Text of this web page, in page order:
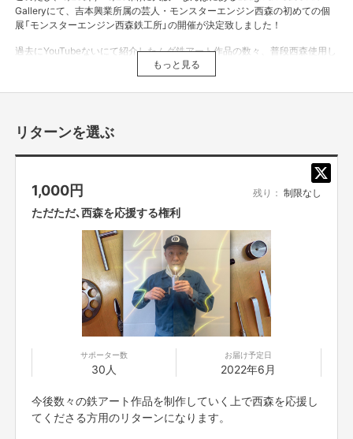
Galleryにて、吉本興業所属の芸人・モンスターエンジン西森の初めての個
展「モンスターエンジン西森鉄工所」の開催が決定致しました！
過去にYouTubeないにて紹介したムダ鉄アート作品の数々、普段西森使用し
ている鉄工具など展示されます。
この個展「モンスターエンジン西森鉄工所」を全国の皆さんに訪れて頂きた
い、見て頂きたいと思っております！
今回のプロジェクトを立ち上げた理由
ご時世柄、開催期間も短く直接会場にご来場頂くのが難しいという方もおら
れると思います。
そこで！！
全国のファンの皆様にも、工場見学をお楽しみ頂きたい！
実際に作品を届けたい！
こちらのクラウドファンディングでも楽しめる内容もありますので、是非ご
興味ある方見てみて下さい！
個展「モンスターエンジン西森鉄工所 」
期間：2022年5月26日(木)～5月29日(日)
もっと見る
リターンを選ぶ
1,000円 残り： 制限なし
ただただ､西森を応援する権利
サポーター数
30人
お届け予定日
2022年6月
今後数々の鉄アート作品を制作していく上で西森を応援し
てくださる方用のリターンになります。